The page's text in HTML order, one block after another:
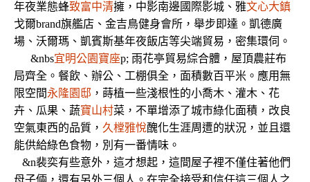
年夜業態蜂致富中清擁，中影南邊國際影城、雅文心大鎮
戈爾brand旗艦店、金吉鳥健身會所，舉步即達。凱德廣
場、沃爾瑪、凱賓斯基年夜飯店等尖端貿易，密集環伺。
&nbs宜明公園寶座p; 雨花亭貿易綜合體，屋頂農莊布
局齊全。餐飲、辦公、工棚俱全，面積數百平米。應用無
限空間永隆園邸 ，蒔植一些淺根性的小喬木、灌木、花
卉、瓜果、蔬寶山村菜，不單增添了城市綠化面積，改良
空氣東西的品質， 久樘雅悅醜化生涯周遭的狀況，並且還
能供給綠色食物，別有一番情味。
&n裴奕有些意外，這才想起，這間屋子裡不僅住著他們
母子倆，還有另外三個人。在完全接受和信任這三個人之